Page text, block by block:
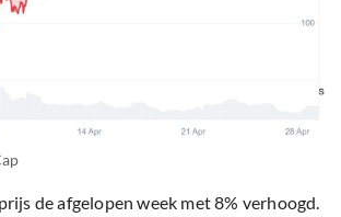
de afgelopen week met 8% verhoogd.